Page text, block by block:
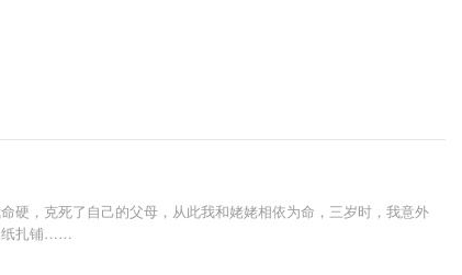
硬，克死了自己的父母，从此我和姥姥相依为命，三岁时，我意外
纸扎铺……